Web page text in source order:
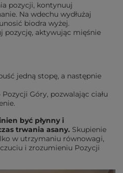
pozycji, kontynuuj
Na wdechu wydłużaj
biodra wyżej.
pozycję, aktywując mięśnie
jedną stopę, a następnie
Góry, pozwalając ciału
być płynny i
trwania asany. Skupienie
w utrzymaniu równowagi,
i zrozumieniu Pozycji